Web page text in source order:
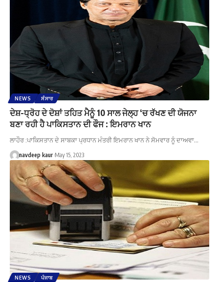
NEWS ਸੰਸਾਰ
ਦੇਸ਼-ਧ੍ਰੋਹ ਦੇ ਦੋਸ਼ਾਂ ਤਹਿਤ ਮੈਨੂੰ 10 ਸਾਲ ਜੇਲ੍ਹ ‘ਚ ਰੱਖਣ ਦੀ ਯੋਜਨਾ
ਬਣਾ ਰਹੀ ਹੈ ਪਾਕਿਸਤਾਨ ਦੀ ਫੌਜ : ਇਮਰਾਨ ਖਾਨ
ਲਾਹੌਰ :ਪਾਕਿਸਤਾਨ ਦੇ ਸਾਬਕਾ ਪ੍ਰਧਾਨ ਮੰਤਰੀ ਇਮਰਾਨ ਖਾਨ ਨੇ ਸੋਮਵਾਰ ਨੂੰ ਦਾਅਵਾ…
navdeep kaur May 15, 2023
NEWS ਪੰਜਾਬ